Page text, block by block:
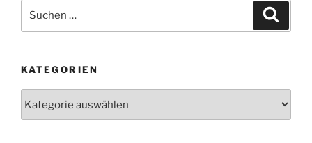
Suchen
KATEGORIEN